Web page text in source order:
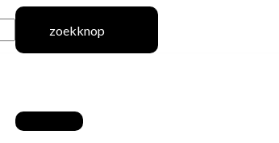
zoekknop